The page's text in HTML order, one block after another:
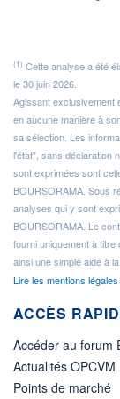
(1) Cette analyse a été
le 30 juin 2026.
Agissant exclusivement
en aucune manière à
sa sélection. Les
l'état", sans déclaration
sont exprimées sont
BOURSORAMA. Sous
analyses qui y sont
BOURSORAMA. Le
fourni uniquement à
ainsi une simple aide à
Lire les mentions
ACCÈS
Accéder au forum
Actualités OPCVM
Points de marché